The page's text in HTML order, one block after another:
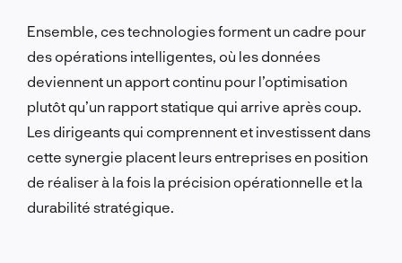
Ensemble, ces technologies forment un cadre pour
des opérations intelligentes, où les données
deviennent un apport continu pour l’optimisation
plutôt qu’un rapport statique qui arrive après coup.
Les dirigeants qui comprennent et investissent dans
cette synergie placent leurs entreprises en position
de réaliser à la fois la précision opérationnelle et la
durabilité stratégique.